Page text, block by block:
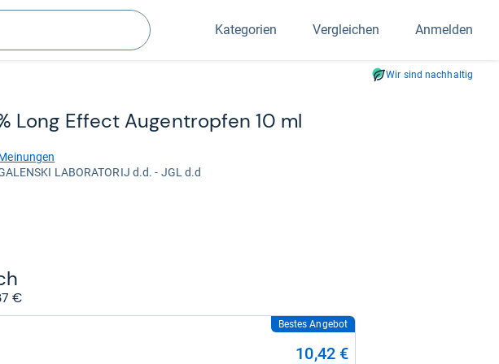
Suchen
Kategorien Vergleichen Anmelden
Wir sind nachhaltig
Long Effect Augen­trop­fen 10 ml
LABORATORIJ d.d. - JGL d.d
€
Bestes Angebot
10,42 €